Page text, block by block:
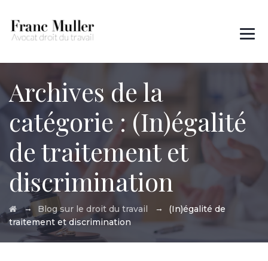
Archives de la
catégorie : (In)égalité
de traitement et
discrimination
→ Blog sur le droit du travail →
(In)égalité de
traitement et discrimination